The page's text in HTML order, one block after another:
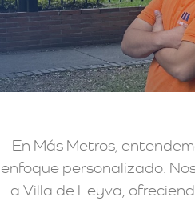
En Más Metros,
enfoque personalizado.
a Villa de Leyva,